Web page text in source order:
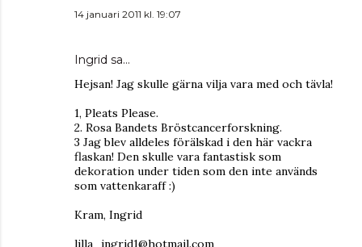
14 januari 2011 kl. 19:07
Ingrid sa…
Hejsan! Jag skulle gärna vilja vara med och tävla!
1, Pleats Please.
2. Rosa Bandets Bröstcancerforskning.
3 Jag blev alldeles förälskad i den här vackra
flaskan! Den skulle vara fantastisk som
dekoration under tiden som den inte används
som vattenkaraff :)
Kram, Ingrid
lilla_ingrid1@hotmail.com